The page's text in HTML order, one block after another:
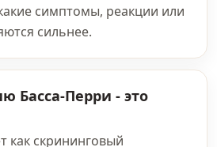
симптомы, реакции или
сильнее.
Басса-Перри - это
как скрининговый